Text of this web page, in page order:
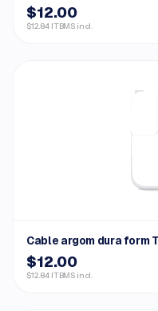
$12.00
$12.84 ITBMS incl.
Cable argom dura form
$12.00
$12.84 ITBMS incl.